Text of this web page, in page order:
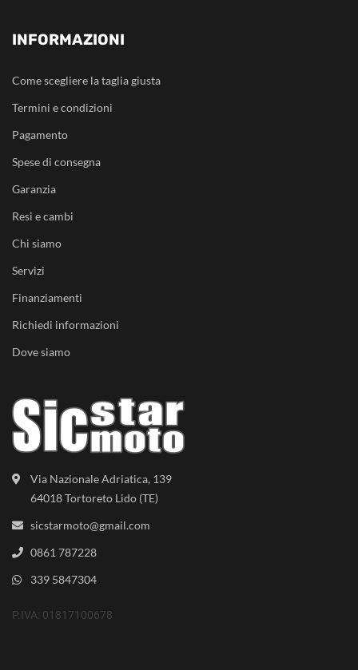
Via Nazionale Adriatica, 139
64018 Tortoreto Lido (TE)
sicstarmoto@gmail.com
0861 787228
339 5847304
P.IVA: 01817100678
INFORMAZIONI
Come scegliere la taglia giusta
Termini e condizioni
Pagamento
Spese di consegna
Garanzia
Resi e cambi
Chi siamo
Servizi
Finanziamenti
Richiedi informazioni
Dove siamo